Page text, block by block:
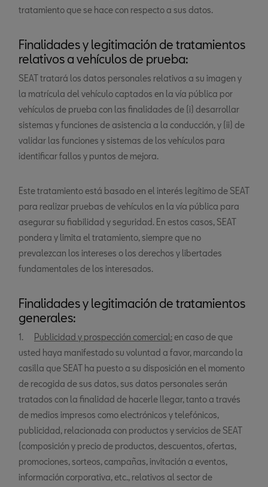
tratamiento que se hace con respecto a sus datos.
Finalidades y legitimación de tratamientos
relativos a vehículos de prueba:
SEAT tratará los datos personales relativos a su imagen y
la matrícula del vehículo captados en la vía pública por
vehículos de prueba con las finalidades de (i) desarrollar
sistemas y funciones de asistencia a la conducción, y (ii) de
validar las funciones y sistemas de los vehículos para
identificar fallos y puntos de mejora.
Este tratamiento está basado en el interés legítimo de SEAT
para realizar pruebas de vehículos en la vía pública para
asegurar su fiabilidad y seguridad. En estos casos, SEAT
pondera y limita el tratamiento, siempre que no
prevalezcan los intereses o los derechos y libertades
fundamentales de los interesados.
Finalidades y legitimación de tratamientos
generales:
1. Publicidad y prospección comercial:en caso de que
usted haya manifestado su voluntad a favor, marcando la
casilla que SEAT ha puesto a su disposición en el momento
de recogida de sus datos, sus datos personales serán
tratados con la finalidad de hacerle llegar, tanto a través
de medios impresos como electrónicos y telefónicos,
publicidad, relacionada con productos y servicios de SEAT
(composición y precio de productos, descuentos, ofertas,
promociones, sorteos, campañas, invitación a eventos,
información corporativa, etc., relativos al sector de